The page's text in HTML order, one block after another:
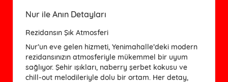
Nur ile Anın Detayları
Rezidansın Şık Atmosferi
Nur’un eve gelen hizmeti, Yenimahalle’deki modern
rezidansınızın atmosferiyle mükemmel bir uyum
sağlıyor. Şehir ışıkları, naberry şerbet kokusu ve
chill-out melodileriyle dolu bir ortam. Her detay,